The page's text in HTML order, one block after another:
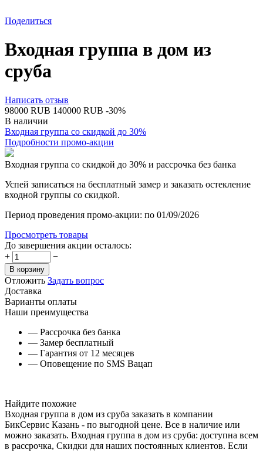
Поделиться
Входная группа в дом из
сруба
Написать отзыв
‍98000‍ RUB ‍140000‍ RUB -30%
В наличии
Входная группа со скидкой до 30%
Подробности промо-акции
Входная группа со скидкой до 30% и рассрочка без банка
Успей записаться на бесплатный замер и заказать остекление
входной группы со скидкой.
Период проведения промо-акции: по 01/09/2026
Просмотреть товары
До завершения акции осталось:
+
−
В корзину
Отложить Задать вопрос
Доставка
Варианты оплаты
Наши преимущества
— Рассрочка без банка
— Замер бесплатный
— Гарантия от 12 месяцев
— Оповещение по SMS Вацап
Найдите похожие
Входная группа в дом из сруба заказать в компании
БикСервис Казань - по выгодной цене. Все в наличие или
можно заказать. Входная группа в дом из сруба: доступна всем
в рассрочка, Скидки для наших постоянных клиентов. Если